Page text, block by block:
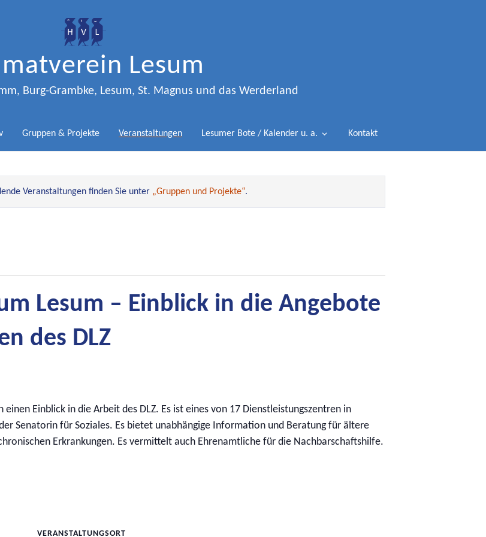
Lesum
Burg-Grambke, Lesum, St. Magnus und das Werderland
Gruppen & Projekte Veranstaltungen Lesumer Bote / Kalender u. a. Kontakt
Veranstaltungen finden Sie unter „Gruppen und Projekte“.
Lesum – Einblick in die Angebote
des DLZ
Einblick in die Arbeit des DLZ. Es ist eines von 17 Dienstleistungszentren in
Senatorin für Soziales. Es bietet unabhängige Information und Beratung für ältere
Erkrankungen. Es vermittelt auch Ehrenamtliche für die Nachbarschaftshilfe.
VERANSTALTUNGSORT